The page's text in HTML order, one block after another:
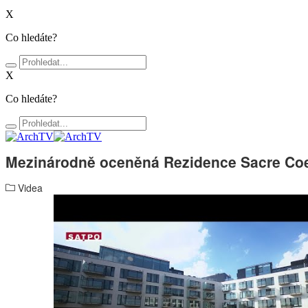
X
Co hledáte?
X
Co hledáte?
Mezinárodně oceněná Rezidence Sacre
Videa